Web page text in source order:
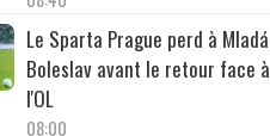
Le Sparta Prague perd à Mladá
Boleslav avant le retour face à
l'OL
08:00